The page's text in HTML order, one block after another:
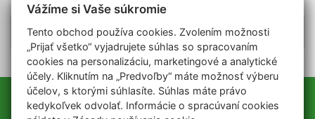
Vážíme si Vaše súkromie
Tento obchod používa cookies. Zvolením možnosti
„Prijať všetko“ vyjadrujete súhlas so spracovaním
cookies na personalizáciu, marketingové a analytické
účely. Kliknutím na „Predvoľby“ máte možnosť výberu
účelov, s ktorými súhlasíte. Súhlas máte právo
kedykoľvek odvolať. Informácie o spracúvaní cookies